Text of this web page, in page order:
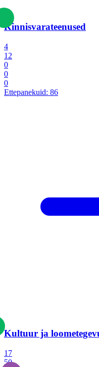
Kinnisvarateenused
4
12
0
0
0
Ettepanekuid: 86
Kultuur ja
17
50